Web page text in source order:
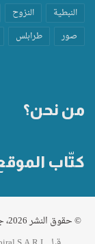
النبطية
النزوح
صور
طرابلس
من نحن؟
كتّاب
© حقوق النشر 2026، جميع الحقوق محفوظة مناطق .نت |